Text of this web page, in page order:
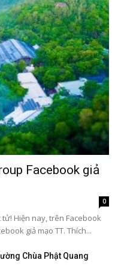
Facebook giả
0
Hiện nay, trên Facebook
giả mạo TT. Thích...
Chùa Phật Quang